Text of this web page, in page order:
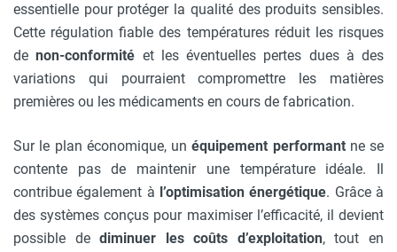
essentielle pour protéger la qualité des produits sensibles.
Cette régulation fiable des températures réduit les risques
denon-conformité et les éventuelles pertes dues à des
variations qui pourraient compromettre les matières
premières ou les médicaments en cours de fabrication.
Sur le plan économique, unéquipement performantne se
contente pas de maintenir une température idéale. Il
contribue également à l’optimisation énergétique. Grâce à
des systèmes conçus pour maximiser l’efficacité, il devient
possible dediminuer les coûts d’exploitation, tout en